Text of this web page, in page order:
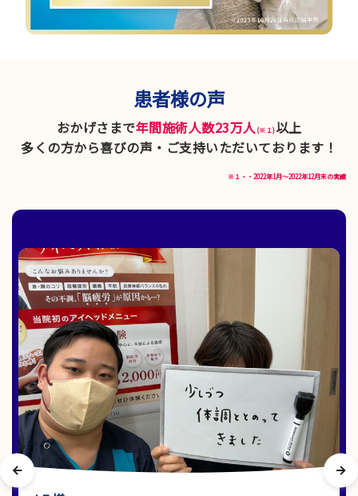
患者様の声
おかげさまで年間施術人数23万人(※１)以上
多くの方から喜びの声・ご支持いただいております！
※１・・2022年1月～2022年12月末の実績